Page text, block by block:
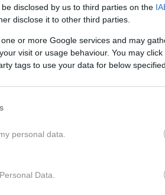
disclosed by us to third parties on the
disclose it to other third parties.
or more Google services and may
visit or usage behaviour. You may
tags to use your data for below
personal data.
Data.
namreč ni mogoče določiti zgolj
poudarjajo, da je eden
zanemarijo - vonj.
je zaznaven le zelo nežen
podoben ali kako
Takšnega mesa ni
Strokovnjaki opozarjajo, da